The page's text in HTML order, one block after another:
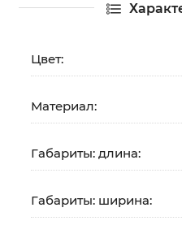
Цвет:
Материал:
Габариты: длина:
Габариты: ширина: